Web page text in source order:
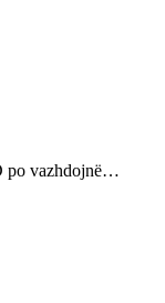
po vazhdojnë…